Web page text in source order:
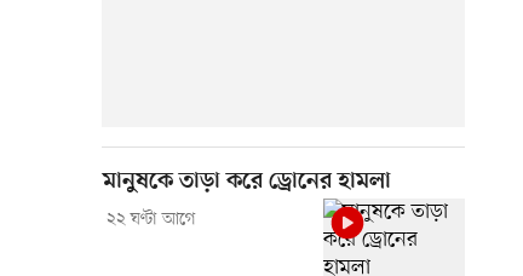
মানুষকে তাড়া করে ড্রোনের হামলা
২২ ঘণ্টা আগে